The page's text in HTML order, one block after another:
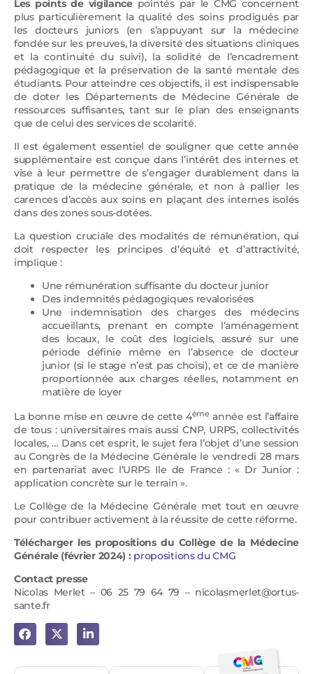
Les points de vigilancepointés par le CMG concernent
plus particulièrement la qualité des soins prodigués par
les docteurs juniors (en s’appuyant sur la médecine
fondée sur les preuves, la diversité des situations cliniques
et la continuité du suivi), la solidité de l’encadrement
pédagogique et la préservation de la santé mentale des
étudiants. Pour atteindre ces objectifs, il est indispensable
de doter les Départements de Médecine Générale de
ressources suffisantes, tant sur le plan des enseignants
que de celui des services de scolarité.
Il est également essentiel de souligner que cette année
supplémentaire est conçue dans l’intérêt des internes et
vise à leur permettre de s’engager durablement dans la
pratique de la médecine générale, et non à pallier les
carences d’accès aux soins en plaçant des internes isolés
dans des zones sous-dotées.
La question cruciale des modalités de rémunération, qui
doit respecter les principes d’équité et d’attractivité,
implique :
Une rémunération suffisante du docteur junior
Des indemnités pédagogiques revalorisées
Une indemnisation des charges des médecins
accueillants, prenant en compte l’aménagement
des locaux, le coût des logiciels, assuré sur une
période définie même en l’absence de docteur
junior (si le stage n’est pas choisi), et ce de manière
proportionnée aux charges réelles, notamment en
matière de loyer
La bonne mise en œuvre de cette 4èmeannée est l’affaire
de tous : universitaires mais aussi CNP, URPS, collectivités
locales, … Dans cet esprit, le sujet fera l’objet d’une session
au Congrès de la Médecine Générale le vendredi 28 mars
en partenariat avec l’URPS Ile de France : « Dr Junior :
application concrète sur le terrain ».
Le Collège de la Médecine Générale met tout en œuvre
pour contribuer activement à la réussite de cette réforme.
Télécharger les propositions du Collège de la Médecine
Générale (février 2024) : propositions du CMG
Contact presse
Nicolas Merlet – 06 25 79 64 79 – nicolasmerlet@ortus-
sante.fr